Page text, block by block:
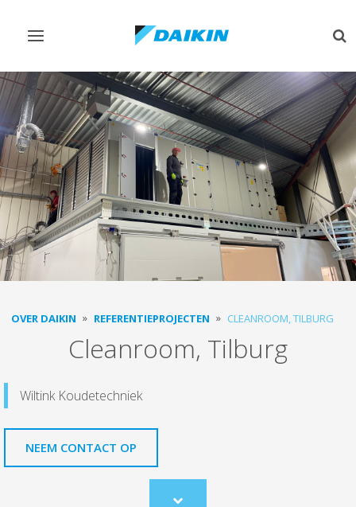
Navigatie
OVER DAIKIN REFERENTIEPROJECTEN CLEANROOM, TILBURG
Cleanroom, Tilburg
Wiltink Koudetechniek
NEEM CONTACT OP